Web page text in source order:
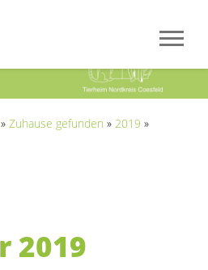
» Zuhause gefunden » 2019 »
2019